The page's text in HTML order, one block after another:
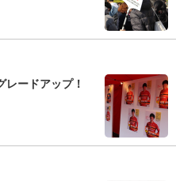
ードアップ！